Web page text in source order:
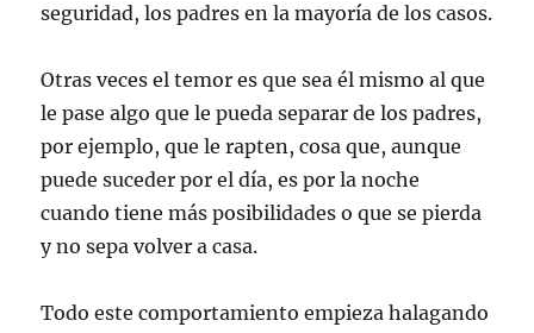
seguridad, los padres en la mayoría de los casos.
Otras veces el temor es que sea él mismo al que
le pase algo que le pueda separar de los padres,
por ejemplo, que le rapten, cosa que, aunque
puede suceder por el día, es por la noche
cuando tiene más posibilidades o que se pierda
y no sepa volver a casa.
Todo este comportamiento empieza halagando